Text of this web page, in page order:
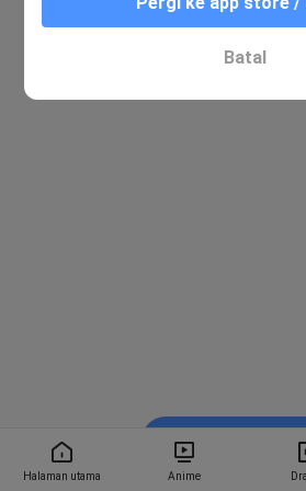
Halaman utama Anime
Batal
Nonton di